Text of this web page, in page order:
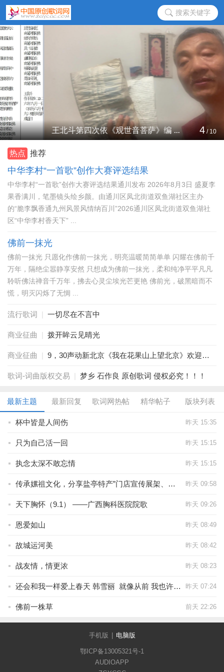
搜索关键字
王北斗第四次依《观世音菩萨》编 ... 4 / 10
热点 推荐
中华李村“一首歌”创作大赛评选结果
中华李村“一首歌”创作大赛评选结果通川发布 2026年8月3日 盛夏李
果香满川，笔墨镜头绘乡颜。由通川区凤北街道双鱼湖社区主办
的“脆李飘香通九州风景风情纳百川”2026通川区凤北街道双鱼湖社
区“中华李村香天下” ...
佛前一抹光
佛前一抹光 只愿化作佛前一抹光，明亮温暖简简单单 闪耀在佛前千
万年，隔绝尘嚣静享安然 只想成为佛前一抹光，柔和纯净平平凡凡
聆听佛法禅音千万年，拂去心灵尘埃光芒更艳 佛前光，破黑暗而不
慌，明灭闪烁了无惆 ...
流行歌词 一切尽在不言中
商业征曲 拨开眸云见晴光
商业征曲 9，30声动新北京《我在花果山上望北京》欢迎小样合作
歌词-词曲版权交易 梦乡 石作良 原创歌词 侵权必究！！！
最新主题 最新回复 歌词网热帖 精华帖子 版块列表
昨天 15:35
杯中皆是人间伤
昨天 15:15
只为自己活一回
昨天 15:15
执念太深不敢忘情
昨天 09:58
传承嫘祖文化，分享盐亭特产”门店宣传展架、展板文案
昨天 09:26
天下胸怀（9.1） ——广西胸科医院院歌
昨天 08:49
恩爱如山
昨天 08:42
故城运河美
昨天 08:23
战友情，情更浓
昨天 07:24
还会和我一样爱上春天 韩雪丽 就像从前 我也许是浪漫 我爱的春天 因为生长与暗恋
前天 22:26
佛前一株草
手机版 电脑版
鄂ICP备13005321号-1
AUDIOAPP